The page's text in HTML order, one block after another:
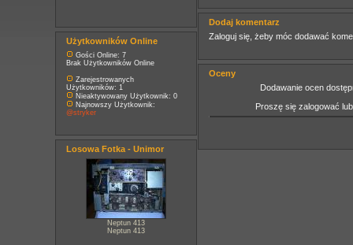
Użytkowników Online
Gości Online: 7
Brak Użytkowników Online
Zarejestrowanych
Użytkowników: 1
Nieaktywowany Użytkownik: 0
Najnowszy Użytkownik:
@stryker
Losowa Fotka - Unimor
Neptun 413
Neptun 413
Dodaj komentarz
Zaloguj się, żeby móc dodawać
Oceny
Dodawanie ocen
Proszę się zalogować